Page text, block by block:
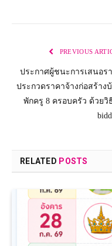
PREVIOUS
ประกาศผู้ชนะการเสนอร
ประกวดราคาจ้างก่อสร้าง
พักครู 8 ครอบครัว ด้วยวิ
RELATED POSTS